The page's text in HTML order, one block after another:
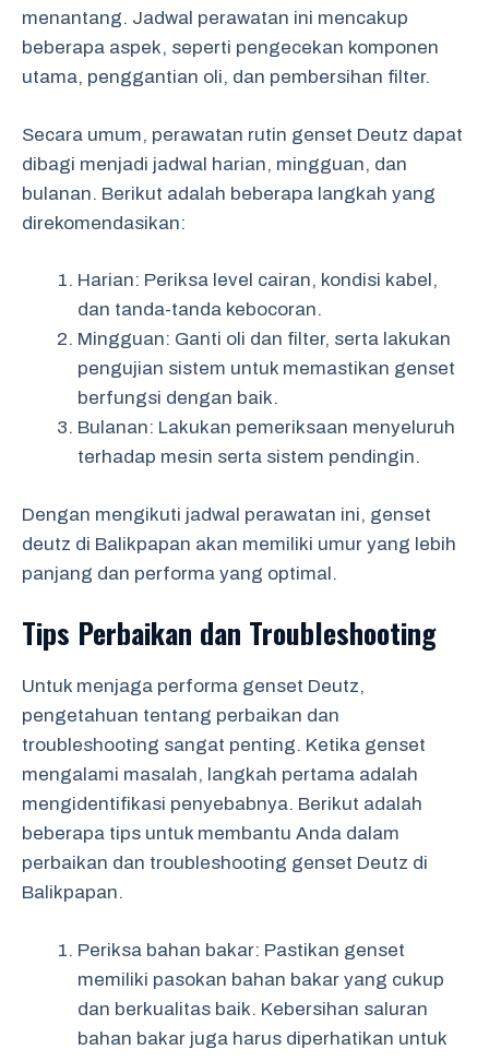
menantang. Jadwal perawatan ini mencakup
beberapa aspek, seperti pengecekan komponen
utama, penggantian oli, dan pembersihan filter.
Secara umum, perawatan rutin genset Deutz dapat
dibagi menjadi jadwal harian, mingguan, dan
bulanan. Berikut adalah beberapa langkah yang
direkomendasikan:
Harian: Periksa level cairan, kondisi kabel,
dan tanda-tanda kebocoran.
Mingguan: Ganti oli dan filter, serta lakukan
pengujian sistem untuk memastikan genset
berfungsi dengan baik.
Bulanan: Lakukan pemeriksaan menyeluruh
terhadap mesin serta sistem pendingin.
Dengan mengikuti jadwal perawatan ini, genset
deutz di Balikpapan akan memiliki umur yang lebih
panjang dan performa yang optimal.
Tips Perbaikan dan Troubleshooting
Untuk menjaga performa genset Deutz,
pengetahuan tentang perbaikan dan
troubleshooting sangat penting. Ketika genset
mengalami masalah, langkah pertama adalah
mengidentifikasi penyebabnya. Berikut adalah
beberapa tips untuk membantu Anda dalam
perbaikan dan troubleshooting genset Deutz di
Balikpapan.
Periksa bahan bakar: Pastikan genset
memiliki pasokan bahan bakar yang cukup
dan berkualitas baik. Kebersihan saluran
bahan bakar juga harus diperhatikan untuk